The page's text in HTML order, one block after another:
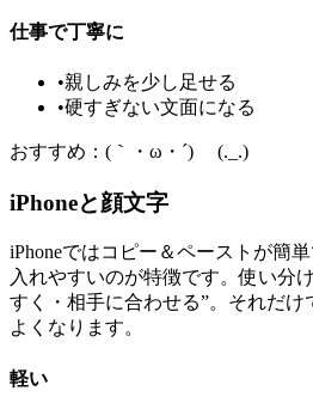
仕事で丁寧に
•親しみを少し足せる
•硬すぎない文面になる
おすすめ：(｀・ω・´)ゞ (._.)
iPhoneと顔文字
iPhoneではコピー＆ペーストが簡
入れやすいのが特徴です。使い分
すく・相手に合わせる”。それだけ
よくなります。
軽い